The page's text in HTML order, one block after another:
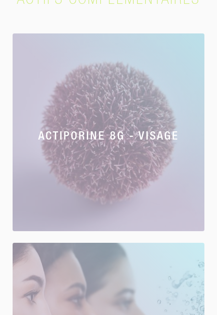
ACTIPORINE 8G - VISAGE